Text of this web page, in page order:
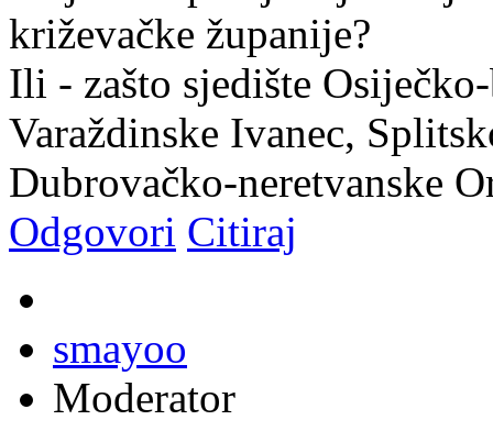
križevačke županije?
Ili - zašto sjedište
Varaždinske Ivanec,
Dubrovačko-neretvanske
Odgovori Citiraj
smayoo
Moderator